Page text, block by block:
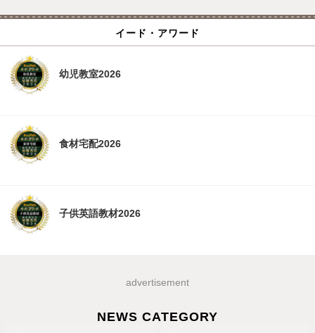
イード・アワード
幼児教室2026
食材宅配2026
子供英語教材2026
advertisement
NEWS CATEGORY